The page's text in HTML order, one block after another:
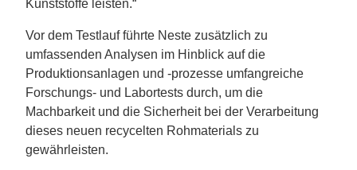
Kunststoffe leisten.“
Vor dem Testlauf führte Neste zusätzlich zu
umfassenden Analysen im Hinblick auf die
Produktionsanlagen und -prozesse umfangreiche
Forschungs- und Labortests durch, um die
Machbarkeit und die Sicherheit bei der Verarbeitung
dieses neuen recycelten Rohmaterials zu
gewährleisten.